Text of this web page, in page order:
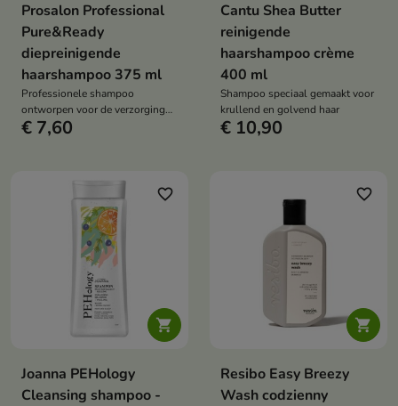
Prosalon Professional
Pure&Ready
diepreinigende
haarshampoo 375 ml
Professionele shampoo
ontworpen voor de verzorging
van alle haartypes
€ 7,60
Cantu Shea Butter
reinigende
haarshampoo crème
400 ml
Shampoo speciaal gemaakt voor
krullend en golvend haar
€ 10,90

favorite_border
Joanna PEHology
Cleansing shampoo -

favorite_border
Resibo Easy Breezy
Wash codzienny